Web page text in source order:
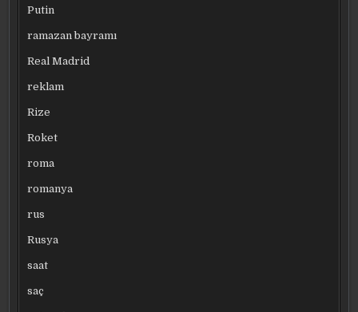
Putin
ramazan bayramı
Real Madrid
reklam
Rize
Roket
roma
romanya
rus
Rusya
saat
saç